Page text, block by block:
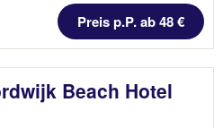
Preis p.P. ab 48 €
Beach Hotel